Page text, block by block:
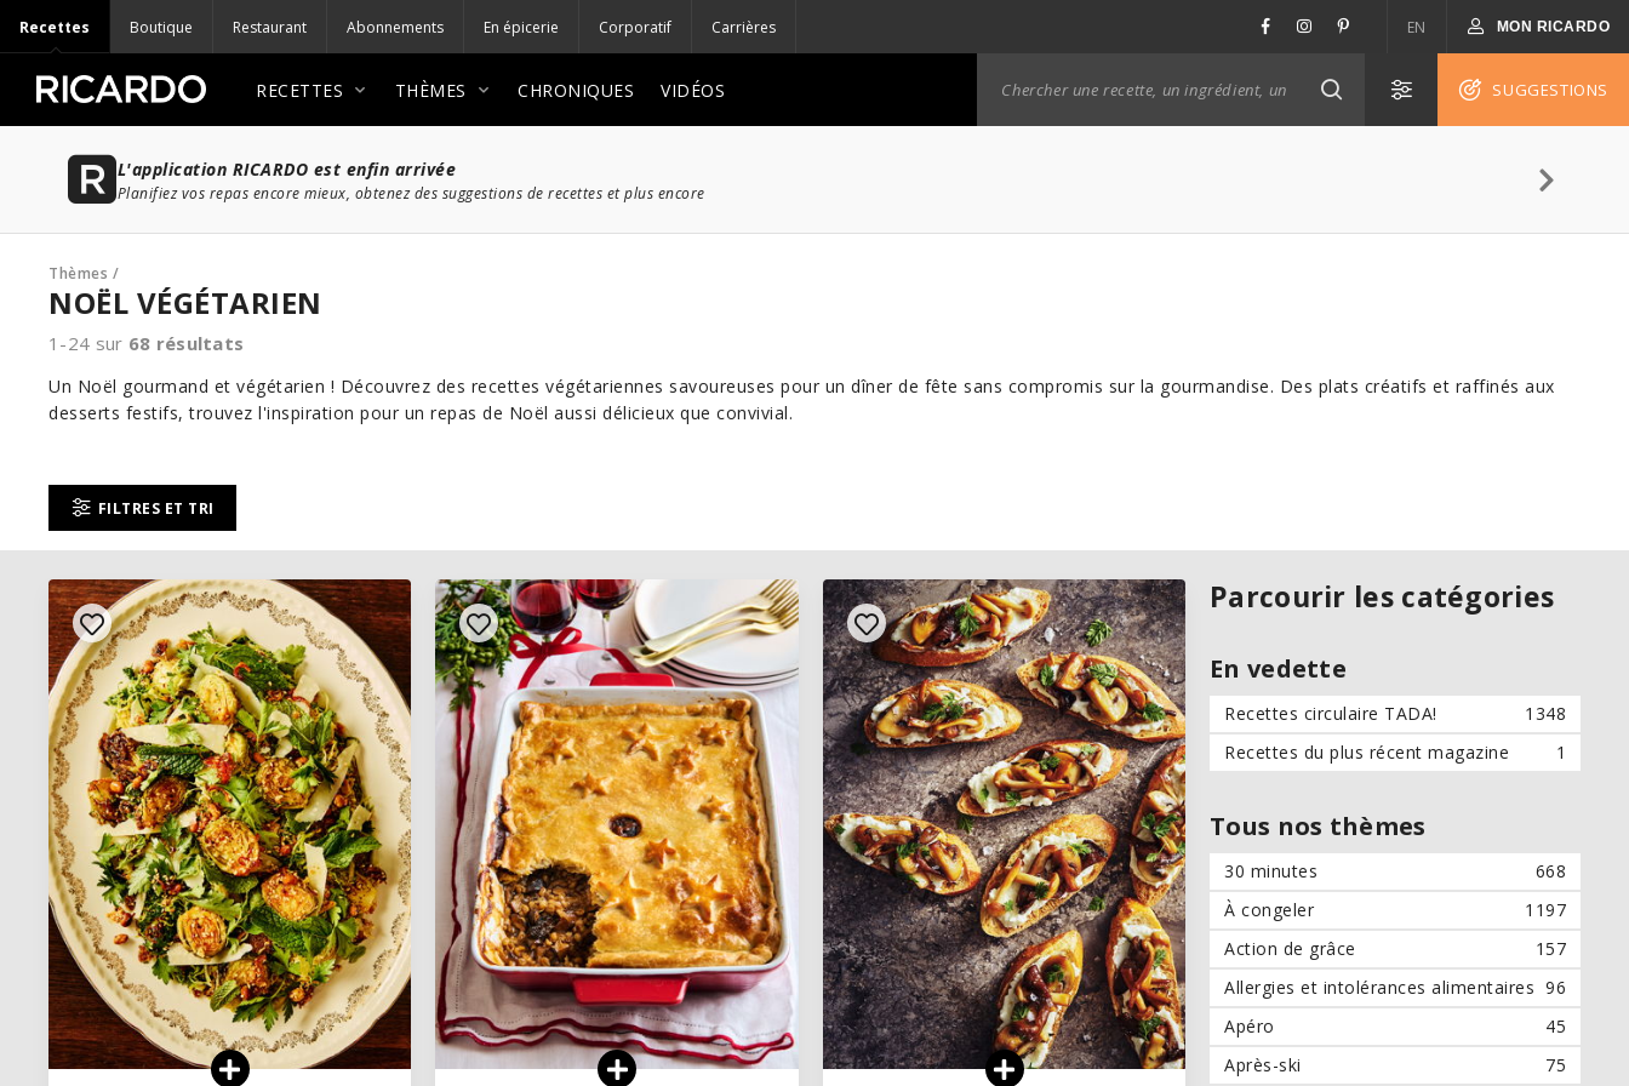
Recettes Boutique Restaurant Abonnements En épicerie Corporatif Carrières EN MON RICARDO
RECETTES THÈMES CHRONIQUES VIDÉOS SUGGESTIONS
L'application RICARDO est enfin arrivée
Planifiez vos repas encore mieux, obtenez des suggestions de recettes et plus encore
Thèmes /
NOËL VÉGÉTARIEN
1-24 sur 68 résultats
Un Noël gourmand et végétarien ! Découvrez des recettes végétariennes savoureuses pour un dîner de fête sans compromis sur la gourmandise. Des plats créatifs et raffinés aux
desserts festifs, trouvez l'inspiration pour un repas de Noël aussi délicieux que convivial.
FILTRES ET TRI
Parcourir les catégories
En vedette
Recettes circulaire TADA!
1348
Recettes du plus récent magazine
1
Tous nos thèmes
30 minutes
668
À congeler
1197
Action de grâce
157
Allergies et intolérances alimentaires 96
Apéro
45
Après-ski
75